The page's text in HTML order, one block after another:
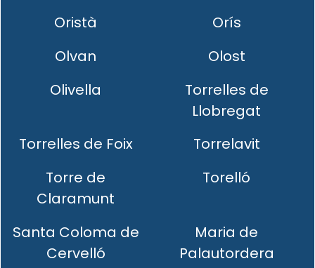
Oristà
Orís
Olvan
Olost
Olivella
Torrelles de
Llobregat
Torrelles de Foix
Torrelavit
Torre de
Claramunt
Torelló
Santa Coloma de
Cervelló
Maria de
Palautordera